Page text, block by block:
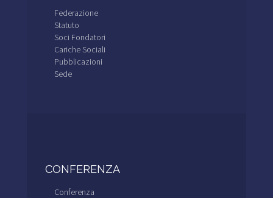
Federazione
Statuto
Soci Fondatori
Cariche Sociali
Pubblicazioni
Sede
CONFERENZA
Conferenza